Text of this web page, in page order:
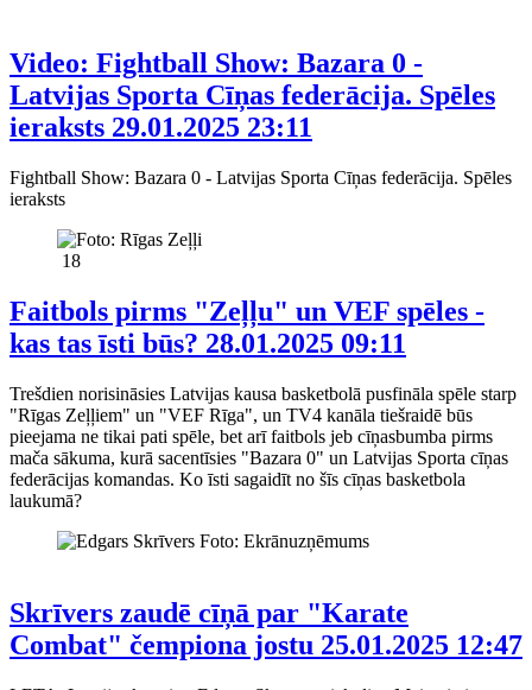
Video: Fightball Show: Bazara 0 -
Latvijas Sporta Cīņas federācija. Spēles
ieraksts 29.01.2025 23:11
Fightball Show: Bazara 0 - Latvijas Sporta Cīņas federācija. Spēles
ieraksts
18
Faitbols pirms "Zeļļu" un VEF spēles -
kas tas īsti būs? 28.01.2025 09:11
Trešdien norisināsies Latvijas kausa basketbolā pusfināla spēle starp
"Rīgas Zeļļiem" un "VEF Rīga", un TV4 kanāla tiešraidē būs
pieejama ne tikai pati spēle, bet arī faitbols jeb cīņasbumba pirms
mača sākuma, kurā sacentīsies "Bazara 0" un Latvijas Sporta cīņas
federācijas komandas. Ko īsti sagaidīt no šīs cīņas basketbola
laukumā?
Skrīvers zaudē cīņā par "Karate
Combat" čempiona jostu 25.01.2025 12:47